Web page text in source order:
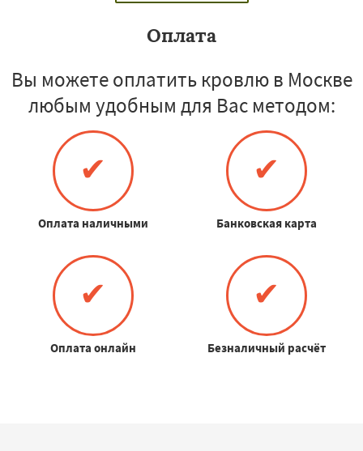
Оплата
Вы можете оплатить кровлю в Москве
любым удобным для Вас методом:
✔
Оплата наличными
✔
Банковская карта
✔
Оплата онлайн
✔
Безналичный расчёт